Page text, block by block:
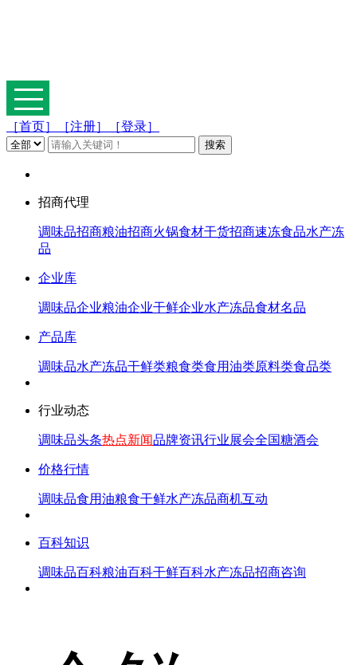
［首页］ ［注册］ ［登录］
招商代理
调味品招商粮油招商火锅食材干货招商速冻食品水产冻
品
企业库
调味品企业粮油企业干鲜企业水产冻品食材名品
产品库
调味品水产冻品干鲜类粮食类食用油类原料类食品类
行业动态
调味品头条热点新闻品牌资讯行业展会全国糖酒会
价格行情
调味品食用油粮食干鲜水产冻品商机互动
百科知识
调味品百科粮油百科干鲜百科水产冻品招商咨询